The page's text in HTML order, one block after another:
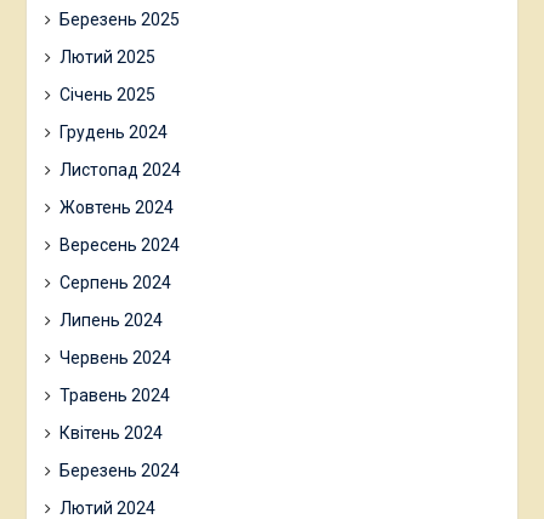
Березень 2025
Лютий 2025
Січень 2025
Грудень 2024
Листопад 2024
Жовтень 2024
Вересень 2024
Серпень 2024
Липень 2024
Червень 2024
Травень 2024
Квітень 2024
Березень 2024
Лютий 2024